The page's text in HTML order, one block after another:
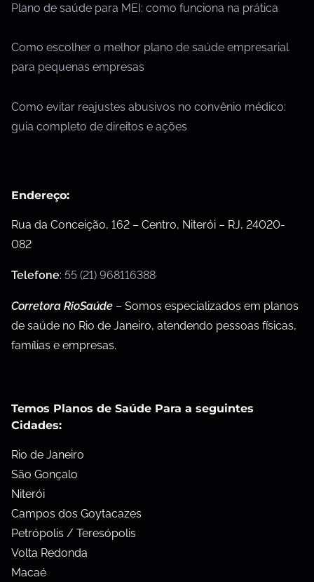
Plano de saúde para MEI: como funciona na prática
Como escolher o melhor plano de saúde empresarial
para pequenas empresas
Como evitar reajustes abusivos no convênio médico:
guia completo de direitos e ações
Endereço:
Rua da Conceição, 162 – Centro, Niterói – RJ, 24020-
082
Telefone: 55 (21) 968116388
Corretora RioSaúde – Somos especializados em planos
de saúde no Rio de Janeiro, atendendo pessoas físicas,
famílias e empresas.
Temos Planos de Saúde Para a seguintes
Cidades:
Rio de Janeiro
São Gonçalo
Niterói
Campos dos Goytacazes
Petrópolis / Teresópolis
Volta Redonda
Macaé